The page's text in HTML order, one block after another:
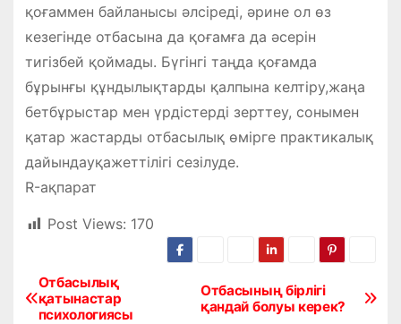
қоғаммен байланысы әлсіреді, әрине ол өз
кезегінде отбасына да қоғамға да әсерін
тигізбей қоймады. Бүгінгі таңда қоғамда
бұрынғы құндылықтарды қалпына келтіру,жаңа
бетбұрыстар мен үрдістерді зерттеу, сонымен
қатар жастарды отбасылық өмірге практикалық
дайындауқажеттілігі сезілуде.
R-ақпарат
Post Views: 170
Н
Отбасының бірлігі
қандай болуы керек?
Отбасылық
қатынастар
психологиясы